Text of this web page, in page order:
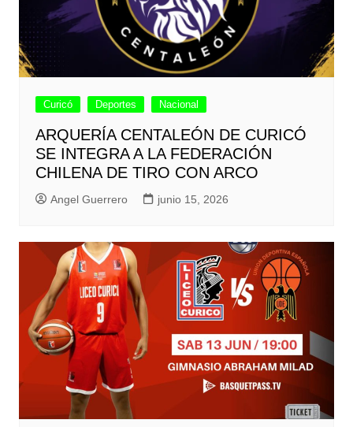
Curicó Deportes Nacional
ARQUERÍA CENTALEÓN DE CURICÓ
SE INTEGRA A LA FEDERACIÓN
CHILENA DE TIRO CON ARCO
Angel Guerrero junio 15, 2026